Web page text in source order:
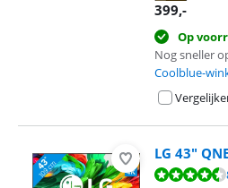
399,-
Op
Nog sneller
Coolblue-
LG 43"
Beoordeling is 8,7 van de 10, gebaseerd